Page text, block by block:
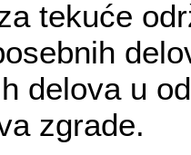
tekuće
delova u
zgrade.